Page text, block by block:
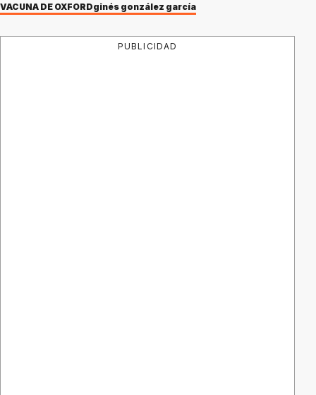
VACUNA DE OXFORDginés gonzález garcía
PUBLICIDAD